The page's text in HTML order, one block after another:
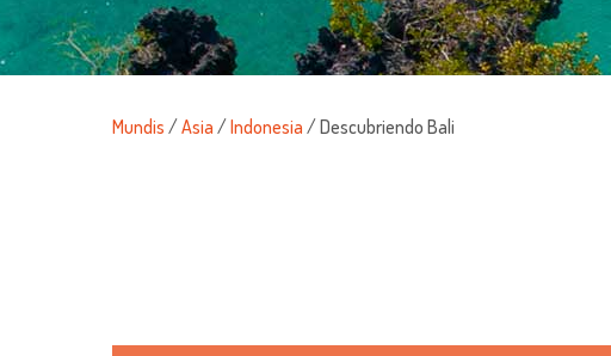
Mundis /Asia /Indonesia / Descubriendo Bali